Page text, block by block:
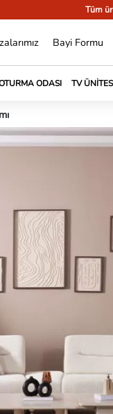
Tüm
Bayi Formu
ODASI TV